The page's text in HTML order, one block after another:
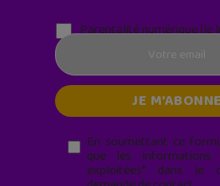
Parentalité numérique (le
En soumettant ce
que les informations
exploitées* dans le